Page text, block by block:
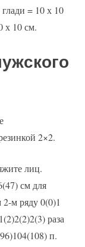
= 10 х 10
х 10 см.
2×2.
лиц.
см для
м ряду 0(0)1
раза
п.